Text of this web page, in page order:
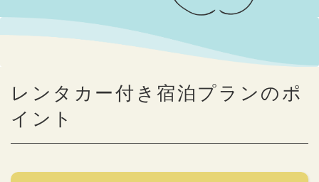
レンタカー付き宿泊プランのポ
イント